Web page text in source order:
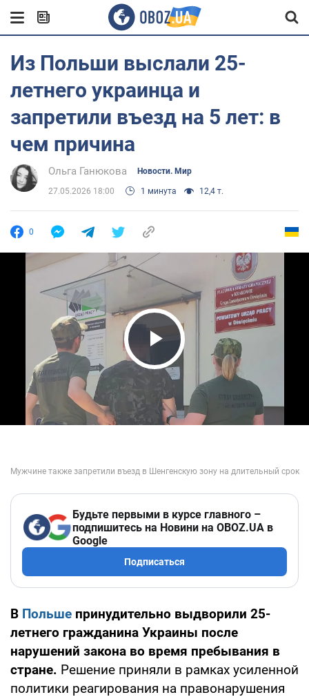
Из Польши выслали 25-
летнего украинца и
запретили въезд на 5 лет: в
чем причина
Ольга Ганюкова Новости. Мир
27.05.2026 18:00 1 минута 12,4 т.
0
Play Video
Будьте первыми в курсе главного –
подпишитесь на Новини на OBOZ.UA в
Google
Подписаться
В Польше принудительно выдворили 25-
летнего гражданина Украины после
нарушений закона во время пребывания в
стране. Решение приняли в рамках усиленной
политики реагирования на правонарушения